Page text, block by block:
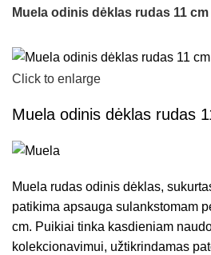
Muela odinis dėklas rudas 11 cm
Click to enlarge
Muela odinis dėklas rudas
Muela rudas odinis dėklas,
patikima apsauga sulankstomam
cm. Puikiai tinka kasdieniam
kolekcionavimui, užtikrindamas